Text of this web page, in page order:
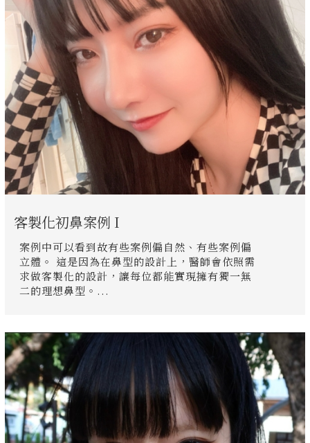
客製化初鼻案例 I
案例中可以看到故有些案例偏自然、有些案例偏
立體。 這是因為在鼻型的設計上，醫師會依照需
求做客製化的設計，讓每位都能實現擁有獨一無
二的理想鼻型。...